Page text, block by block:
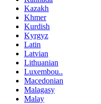
Kazakh
Khmer
Kurdish
Kyrgyz
Latin
Latvian
Lithuanian
Luxembou..
Macedonian
Malagasy
Malay